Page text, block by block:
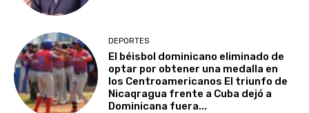
DEPORTES
El béisbol dominicano eliminado de
optar por obtener una medalla en
los Centroamericanos El triunfo de
Nicaqragua frente a Cuba dejó a
Dominicana fuera...